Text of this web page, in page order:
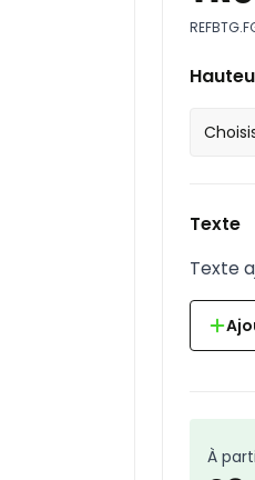
REF
Texte
Texte
À